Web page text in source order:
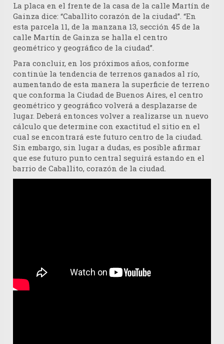
La placa en el frente de la casa de la calle Martín de
Gainza dice: “Caballito corazón de la ciudad”. “En
esta parcela 11, de la manzana 13, sección 45 de la
calle Martín de Gainza se halla el centro
geométrico y geográfico de la ciudad”.
Para concluir, en los próximos años, conforme
continúe la tendencia de terrenos ganados al río,
aumentando de esta manera la superficie de terreno
que conforma la Ciudad de Buenos Aires, el centro
geométrico y geográfico volverá a desplazarse de
lugar. Deberá entonces volver a realizarse un nuevo
cálculo que determine con exactitud el sitio en el
cual se encontrará este futuro centro de la ciudad.
Sin embargo, sin lugar a dudas, es posible afirmar
que ese futuro punto central seguirá estando en el
barrio de Caballito, corazón de la ciudad.